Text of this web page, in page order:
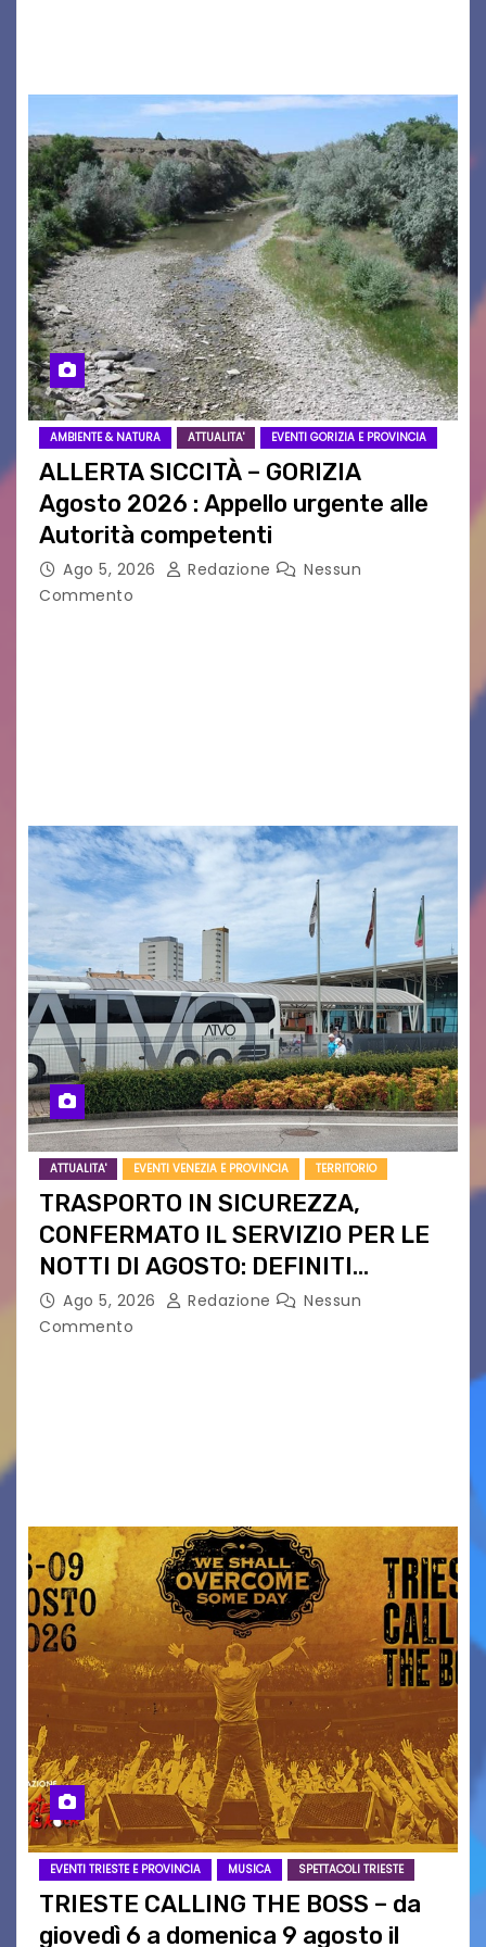
AMBIENTE & NATURA ATTUALITA' EVENTI GORIZIA E PROVINCIA
ALLERTA SICCITÀ – GORIZIA
Agosto 2026 : Appello urgente alle
Autorità competenti
Ago 5, 2026 Redazione
Nessun
Commento
ATTUALITA' EVENTI VENEZIA E PROVINCIA TERRITORIO
TRASPORTO IN SICUREZZA,
CONFERMATO IL SERVIZIO PER LE
NOTTI DI AGOSTO: DEFINITI
PERCORSI, FERMATE E ORARIO
Ago 5, 2026 Redazione
Nessun
Commento
EVENTI TRIESTE E PROVINCIA MUSICA SPETTACOLI TRIESTE
TRIESTE CALLING THE BOSS – da
giovedì 6 a domenica 9 agosto il